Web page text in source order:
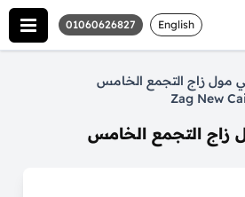
English
01060626827
مول زاج التجمع الخامس
زاج التجمع الخامس